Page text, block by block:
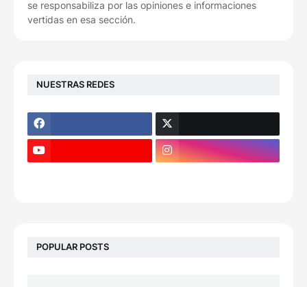
se responsabiliza por las opiniones e informaciones
vertidas en esa sección.
NUESTRAS REDES
POPULAR POSTS